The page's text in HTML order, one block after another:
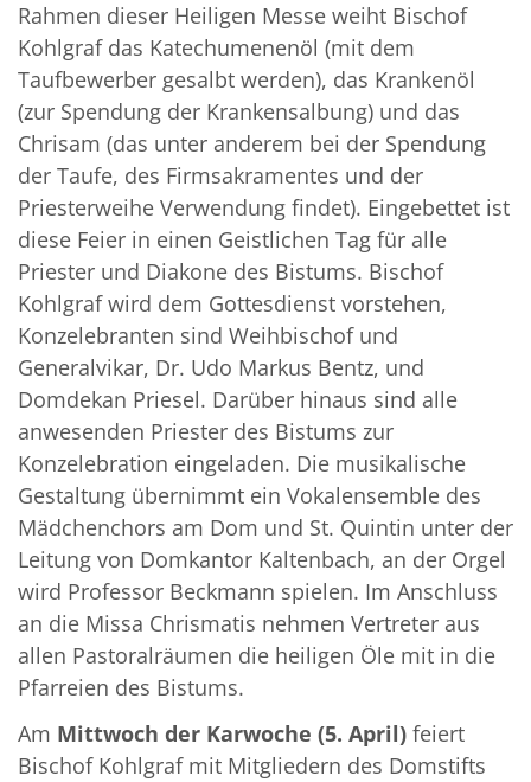
Rahmen dieser Heiligen Messe weiht Bischof
Kohlgraf das Katechumenenöl (mit dem
Taufbewerber gesalbt werden), das Krankenöl
(zur Spendung der Krankensalbung) und das
Chrisam (das unter anderem bei der Spendung
der Taufe, des Firmsakramentes und der
Priesterweihe Verwendung findet). Eingebettet ist
diese Feier in einen Geistlichen Tag für alle
Priester und Diakone des Bistums. Bischof
Kohlgraf wird dem Gottesdienst vorstehen,
Konzelebranten sind Weihbischof und
Generalvikar, Dr. Udo Markus Bentz, und
Domdekan Priesel. Darüber hinaus sind alle
anwesenden Priester des Bistums zur
Konzelebration eingeladen. Die musikalische
Gestaltung übernimmt ein Vokalensemble des
Mädchenchors am Dom und St. Quintin unter der
Leitung von Domkantor Kaltenbach, an der Orgel
wird Professor Beckmann spielen. Im Anschluss
an die Missa Chrismatis nehmen Vertreter aus
allen Pastoralräumen die heiligen Öle mit in die
Pfarreien des Bistums.
Am Mittwoch der Karwoche (5. April) feiert
Bischof Kohlgraf mit Mitgliedern des Domstifts